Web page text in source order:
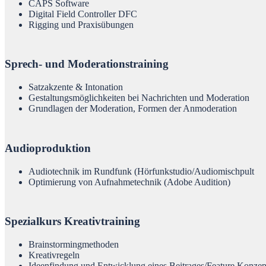
CAPS Software
Digital Field Controller DFC
Rigging und Praxisübungen
Sprech- und Moderationstraining
Satzakzente & Intonation
Gestaltungsmöglichkeiten bei Nachrichten und Moderation
Grundlagen der Moderation, Formen der Anmoderation
Audioproduktion
Audiotechnik im Rundfunk (Hörfunkstudio/Audiomischpult
Optimierung von Aufnahmetechnik (Adobe Audition)
Spezialkurs Kreativtraining
Brainstormingmethoden
Kreativregeln